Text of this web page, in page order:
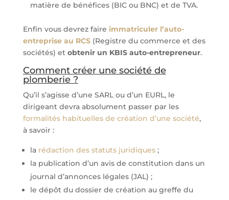
matière de bénéfices (BIC ou BNC) et de TVA.
Enfin vous devrez faire immatriculer l’auto-
entreprise au RCS(Registre du commerce et des
sociétés) et obtenir un KBIS auto-entrepreneur.
Comment créer une société de
plomberie ?
Qu’il s’agisse d’une SARL ou d’un EURL, le
dirigeant devra absolument passer par les
formalités habituelles de création d’une société,
à savoir :
la rédaction des statuts juridiques;
la publication d’un avis de constitution dans un
journal d’annonces légales (JAL) ;
le dépôt du dossier de création au greffe du